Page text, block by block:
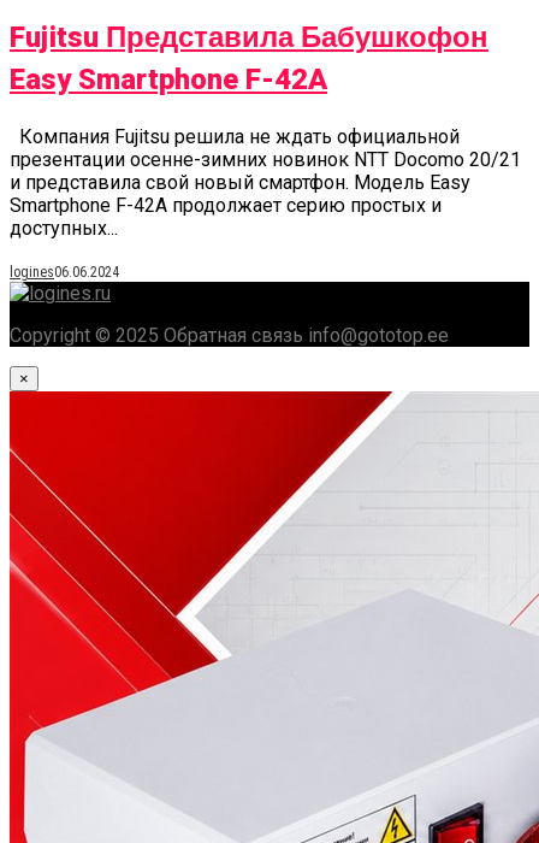
Fujitsu Представила Бабушкофон
Easy Smartphone F-42A
Компания Fujitsu решила не ждать официальной
презентации осенне-зимних новинок NTT Docomo 20/21
и представила свой новый смартфон. Модель Easy
Smartphone F-42A продолжает серию простых и
доступных...
logines06.06.2024
Copyright © 2025 Обратная связь info@gototop.ee
×